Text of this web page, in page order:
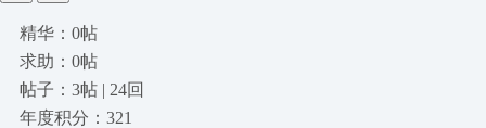
精华：0帖
求助：0帖
帖子：3帖 | 24回
年度积分：321